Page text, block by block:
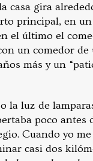
casa gira
principal, en
el último el
un comedor
más y un
la luz de
poco antes
Cuando yo
casi dos